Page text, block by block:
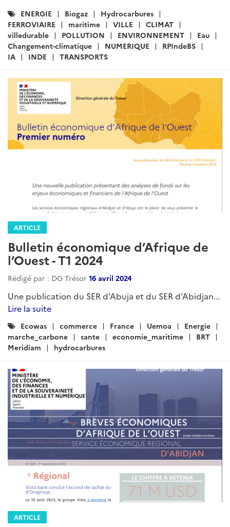
Catégories
:
ENERGIE Biogaz
Hydrocarbures
FERROVIAIRE
maritime VILLE
CLIMAT
villedurable
POLLUTION ENVIRONNEMENT
Eau
Changement-climatique
NUMERIQUE
RPIndeBS
IA
INDE TRANSPORTS
ARTICLE
Bulletin économique d’Afrique de
l’Ouest - T1 2024
Rédigé par : DG Trésor 16 avril 2024
Une publication du SER d’Abuja et du SER d’Abidjan...
Lire la suite
Catégories
:
Ecowas commerce France Uemoa
Energie
marche_carbone
sante economie_maritime
BRT
Meridiam
hydrocarbures
ARTICLE